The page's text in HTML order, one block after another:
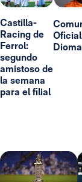
Castilla-
Racing de
Ferrol:
segundo
amistoso de
la semana
para el filial